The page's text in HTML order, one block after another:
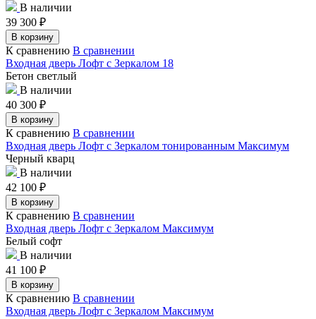
В наличии
39 300 ₽
В корзину
К сравнению В сравнении
Входная дверь Лофт с Зеркалом 18
Бетон светлый
В наличии
40 300 ₽
В корзину
К сравнению В сравнении
Входная дверь Лофт с Зеркалом тонированным Максимум
Черный кварц
В наличии
42 100 ₽
В корзину
К сравнению В сравнении
Входная дверь Лофт с Зеркалом Максимум
Белый софт
В наличии
41 100 ₽
В корзину
К сравнению В сравнении
Входная дверь Лофт с Зеркалом Максимум